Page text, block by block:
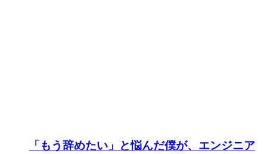
「もう辞めたい」と悩んだ僕が、エンジニア